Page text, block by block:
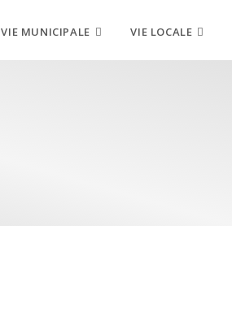
VIE MUNICIPALE VIE LOCALE